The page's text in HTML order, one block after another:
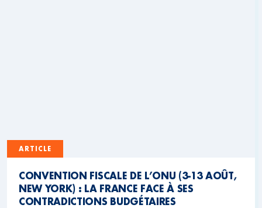
ARTICLE
CONVENTION FISCALE DE L’ONU (3-13 AOÛT,
NEW YORK) : LA FRANCE FACE À SES
CONTRADICTIONS BUDGÉTAIRES